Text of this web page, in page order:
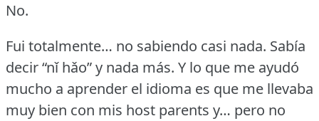
No.
Fui totalmente… no sabiendo casi nada. Sabía
decir “nǐ hǎo” y nada más. Y lo que me ayudó
mucho a aprender el idioma es que me llevaba
muy bien con mis host parents y… pero no